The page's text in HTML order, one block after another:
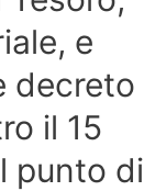
e
decreto
il 15
punto di